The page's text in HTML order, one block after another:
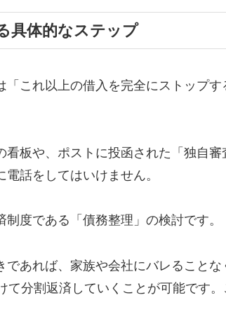
具体的なステップ
これ以上の借入を完全にストップす
板や、ポストに投函された「独自
話をしてはいけません。
度である「債務整理」の検討です。
あれば、家族や会社にバレることな
て分割返済していくことが可能です